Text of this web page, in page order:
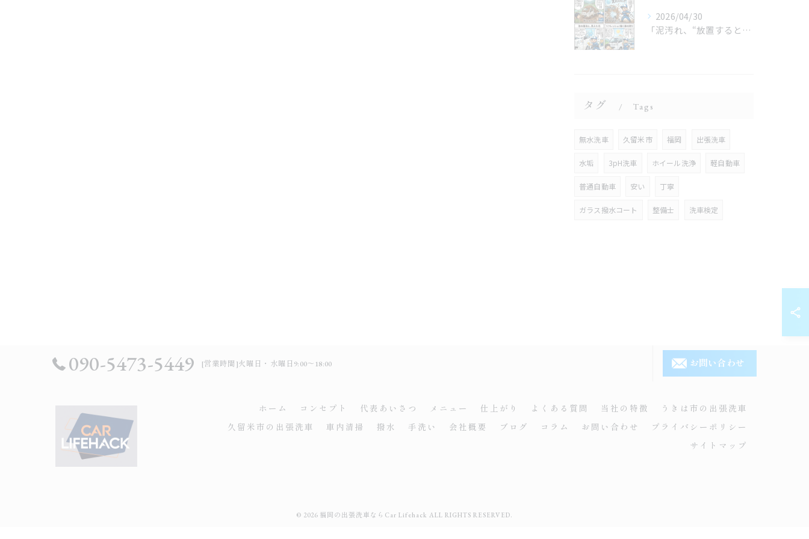
2026/04/30
「泥汚れ、“放置すると最強クラス”です😇」
タグ Tags
無水洗車 久留米市 福岡 出張洗車
水垢 3pH洗車 ホイール洗浄 軽自動車
普通自動車 安い 丁寧
ガラス撥水コート 整備士 洗車検定
090-5473-5449 [営業時間]火曜日・水曜日9:00～18:00 お問い合わせ
ホーム コンセプト 代表あいさつ メニュー 仕上がり よくある質問 当社の特徴
うきは市の出張洗車
久留米市の出張洗車
車内清掃 撥水 手洗い 会社概要 ブログ コラム お問い合わせ
プライバシーポリシー
サイトマップ
© 2026 福岡の出張洗車ならCar Lifehack ALL RIGHTS RESERVED.